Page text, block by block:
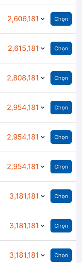
2,606,181 Chọn
2,615,181 Chọn
2,808,181 Chọn
2,954,181 Chọn
2,954,181 Chọn
2,954,181 Chọn
3,181,181 Chọn
3,181,181 Chọn
3,181,181 Chọn